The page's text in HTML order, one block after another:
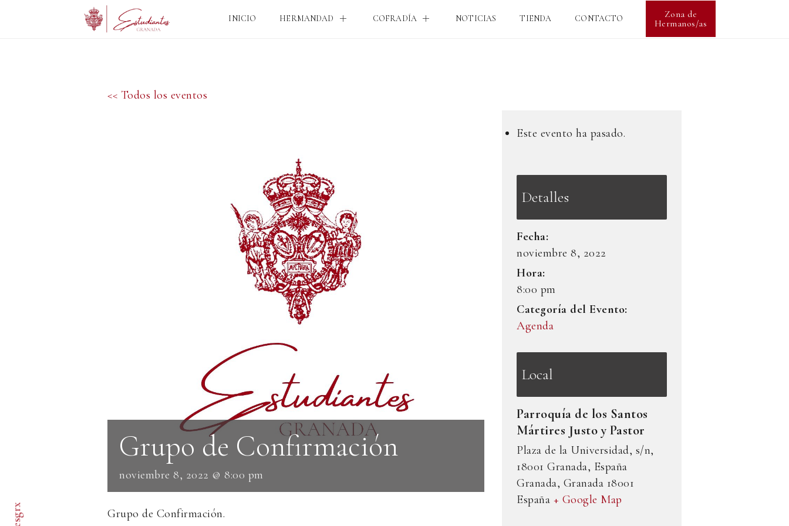
INICIO HERMANDAD COFRADÍA NOTICIAS TIENDA CONTACTO
Zona de
Hermanos/as
<< Todos los eventos
Grupo de Confirmación
noviembre 8, 2022 @ 8:00 pm
Grupo de Confirmación.
Este evento ha pasado.
Detalles
Fecha:
noviembre 8, 2022
Hora:
8:00 pm
Categoría del Evento:
Agenda
Local
Parroquía de los Santos
Mártires Justo y Pastor
Plaza de la Universidad, s/n,
18001 Granada, España
Granada, Granada 18001
España + Google Map